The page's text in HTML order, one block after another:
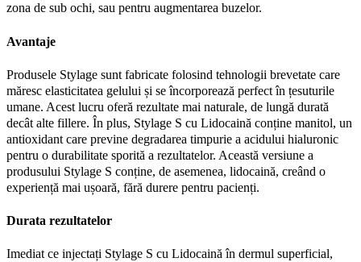
zona de sub ochi, sau pentru augmentarea buzelor.
Avantaje
Produsele Stylage sunt fabricate folosind tehnologii brevetate care
măresc elasticitatea gelului și se încorporează perfect în țesuturile
umane. Acest lucru oferă rezultate mai naturale, de lungă durată
decât alte fillere. În plus, Stylage S cu Lidocaină conține manitol, un
antioxidant care previne degradarea timpurie a acidului hialuronic
pentru o durabilitate sporită a rezultatelor. Această versiune a
produsului Stylage S conține, de asemenea, lidocaină, creând o
experiență mai ușoară, fără durere pentru pacienți.
Durata rezultatelor
Imediat ce injectați Stylage S cu Lidocaină în dermul superficial,